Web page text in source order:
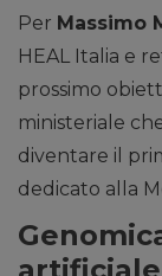
Per Massimo
HEAL Italia e
prossimo
ministeriale
diventare il
dedicato alla